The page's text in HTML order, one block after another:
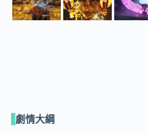
劇情大綱